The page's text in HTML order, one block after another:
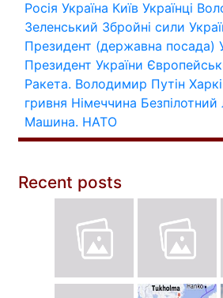
Росія Україна Київ Українці
Зеленський Збройні сили
Президент (державна посада)
Президент України
Ракета. Володимир Путін
гривня Німеччина Безпілотний
Машина. НАТО
Recent posts